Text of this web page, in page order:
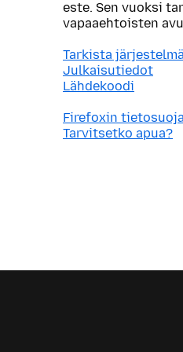
este. Sen vuoksi
vapaaehtoisten
Tarkista
Julkaisutiedot
Lähdekoodi
Firefoxin
Tarvitsetko apua?